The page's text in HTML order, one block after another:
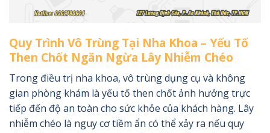
Quy Trình Vô Trùng Tại Nha Khoa – Yếu Tố
Then Chốt Ngăn Ngừa Lây Nhiễm Chéo
Trong điều trị nha khoa, vô trùng dụng cụ và không
gian phòng khám là yếu tố then chốt ảnh hưởng trực
tiếp đến độ an toàn cho sức khỏe của khách hàng. Lây
nhiễm chéo là nguy cơ tiềm ẩn có thể xảy ra nếu quy